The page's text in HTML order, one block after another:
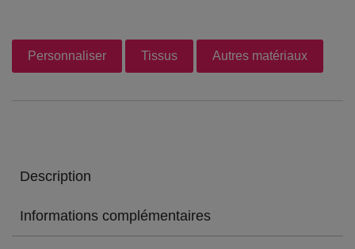
Personnaliser Tissus Autres matériaux
Description
Informations complémentaires